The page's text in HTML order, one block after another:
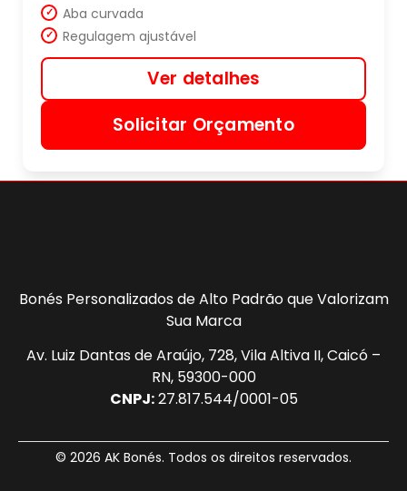
Aba curvada
Regulagem ajustável
Ver detalhes
Solicitar Orçamento
Bonés Personalizados de Alto Padrão que Valorizam
Sua Marca
Av. Luiz Dantas de Araújo, 728, Vila Altiva II, Caicó –
RN, 59300-000
CNPJ:27.817.544/0001-05
© 2026 AK Bonés. Todos os direitos reservados.